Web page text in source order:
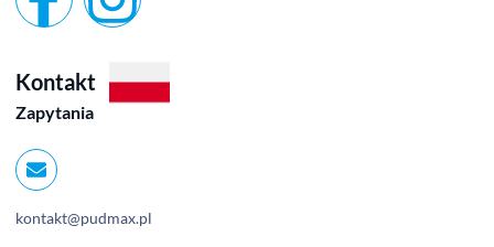
Kontakt
Zapytania
kontakt@pudmax.pl